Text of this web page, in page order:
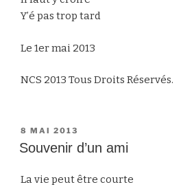
Y’é pas trop tard
Le 1er mai 2013
NCS 2013 Tous Droits Réservés.
PUBLIÉ
LE
8 MAI 2013
Souvenir d’un ami
La vie peut être courte